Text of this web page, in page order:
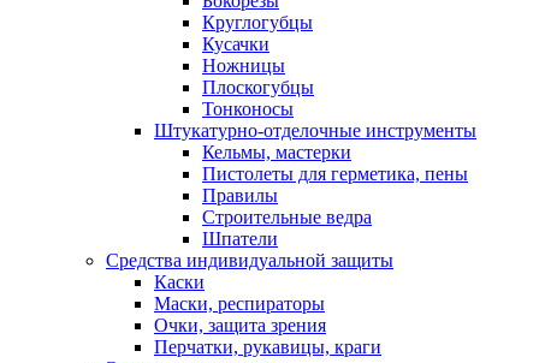
Круглогубцы
Кусачки
Ножницы
Плоскогубцы
Тонконосы
Штукатурно-отделочные инструменты
Кельмы, мастерки
Пистолеты для герметика, пены
Правилы
Строительные ведра
Шпатели
Средства индивидуальной защиты
Каски
Маски, респираторы
Очки, защита зрения
Перчатки, рукавицы, краги